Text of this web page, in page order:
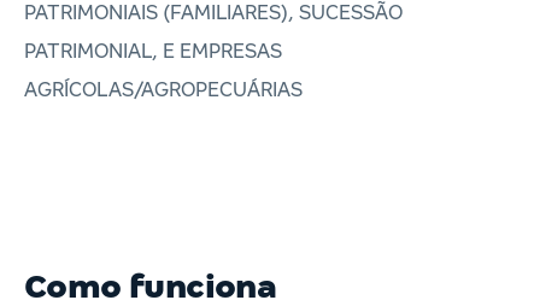
PATRIMONIAIS (FAMILIARES), SUCESSÃO
PATRIMONIAL, E EMPRESAS
AGRÍCOLAS/AGROPECUÁRIAS
Como funciona